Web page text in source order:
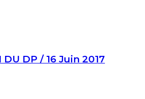
DU DP / 16 Juin 2017